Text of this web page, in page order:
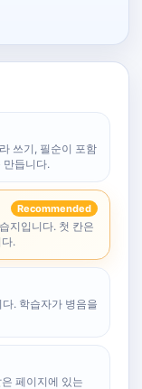
쓰기, 필순이 포함
듭니다.
Recommended
지입니다. 첫 칸은
.
. 학습자가 병음을
페이지에 있는